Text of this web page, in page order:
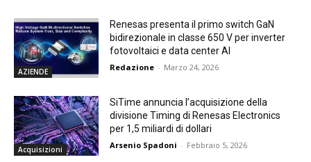
AZIENDE
Renesas presenta il primo switch GaN
bidirezionale in classe 650 V per inverter
fotovoltaici e data center AI
Redazione - Marzo 24, 2026
Acquisizioni
SiTime annuncia l’acquisizione della
divisione Timing di Renesas Electronics
per 1,5 miliardi di dollari
Arsenio Spadoni - Febbraio 5, 2026